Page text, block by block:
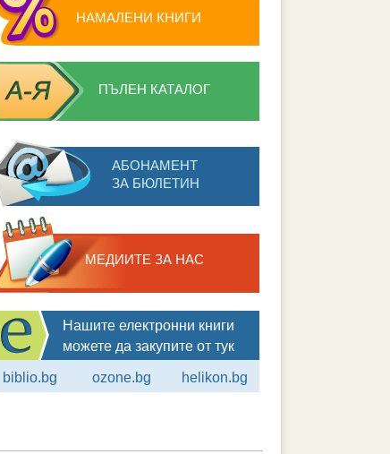
НАМАЛЕНИ КНИГИ
ПЪЛЕН КАТАЛОГ
АБОНАМЕНТ
ЗА БЮЛЕТИН
МЕДИИТЕ ЗА НАС
Нашите електронни книги
можете да закупите от тук
biblio.bg ozone.bg helikon.bg